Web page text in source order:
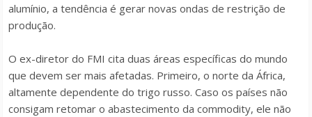
alumínio, a tendência é gerar novas ondas de restrição de
produção.
O ex-diretor do FMI cita duas áreas específicas do mundo
que devem ser mais afetadas. Primeiro, o norte da África,
altamente dependente do trigo russo. Caso os países não
consigam retomar o abastecimento da commodity, ele não